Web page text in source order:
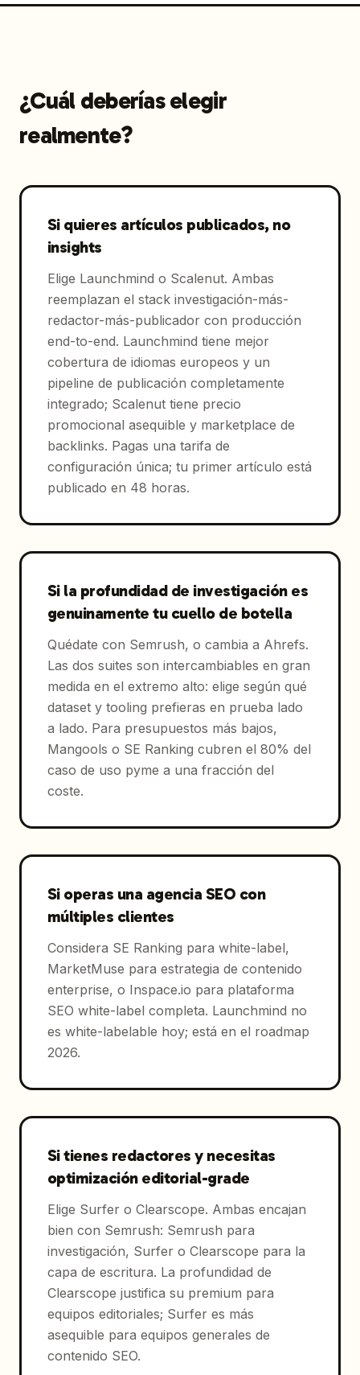
¿Cuál deberías elegir
realmente?
Si quieres artículos publicados, no
insights
Elige Launchmind o Scalenut. Ambas
reemplazan el stack investigación-más-
redactor-más-publicador con producción
end-to-end. Launchmind tiene mejor
cobertura de idiomas europeos y un
pipeline de publicación completamente
integrado; Scalenut tiene precio
promocional asequible y marketplace de
backlinks. Pagas una tarifa de
configuración única; tu primer artículo está
publicado en 48 horas.
Si la profundidad de investigación es
genuinamente tu cuello de botella
Quédate con Semrush, o cambia a Ahrefs.
Las dos suites son intercambiables en gran
medida en el extremo alto: elige según qué
dataset y tooling prefieras en prueba lado
a lado. Para presupuestos más bajos,
Mangools o SE Ranking cubren el 80% del
caso de uso pyme a una fracción del
coste.
Si operas una agencia SEO con
múltiples clientes
Considera SE Ranking para white-label,
MarketMuse para estrategia de contenido
enterprise, o Inspace.io para plataforma
SEO white-label completa. Launchmind no
es white-labelable hoy; está en el roadmap
2026.
Si tienes redactores y necesitas
optimización editorial-grade
Elige Surfer o Clearscope. Ambas encajan
bien con Semrush: Semrush para
investigación, Surfer o Clearscope para la
capa de escritura. La profundidad de
Clearscope justifica su premium para
equipos editoriales; Surfer es más
asequible para equipos generales de
contenido SEO.